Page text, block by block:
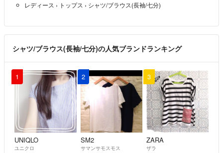
レディース › トップス › シャツ/ブラウス(長袖/七分)
シャツ/ブラウス(長袖/七分)の人気ブランドランキング
1
UNIQLO
ユニクロ
2
SM2
サマンサモスモス
3
ZARA
ザラ